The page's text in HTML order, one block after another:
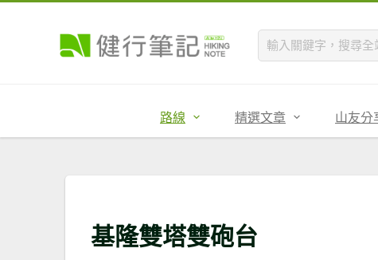
路線 精選文章 山友分
基隆雙塔雙砲台